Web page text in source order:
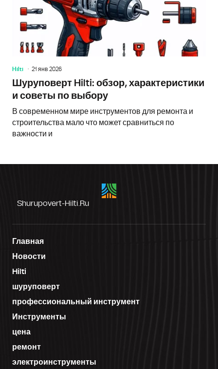
Hilti 21 янв 2026
Шуруповерт Hilti: обзор, характеристики
и советы по выбору
В современном мире инструментов для ремонта и
строительства мало что может сравниться по
важности и
Shurupovert-Hilti.ru
Главная
Новости
Hilti
шуруповерт
профессиональный инструмент
Инструменты
цена
ремонт
электроинструменты